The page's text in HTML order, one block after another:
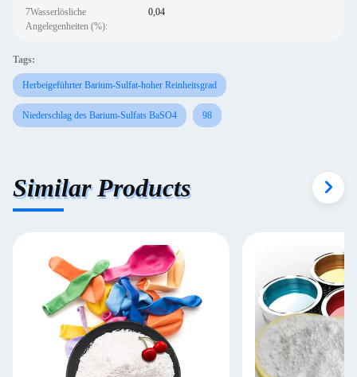
7Wasserlösliche
Angelegenheiten (%):
0,04
Tags:
Herbeigeführter Barium-Sulfat-hoher Reinheitsgrad
Niederschlag des Barium-Sulfats BaSO4 98
Similar Products